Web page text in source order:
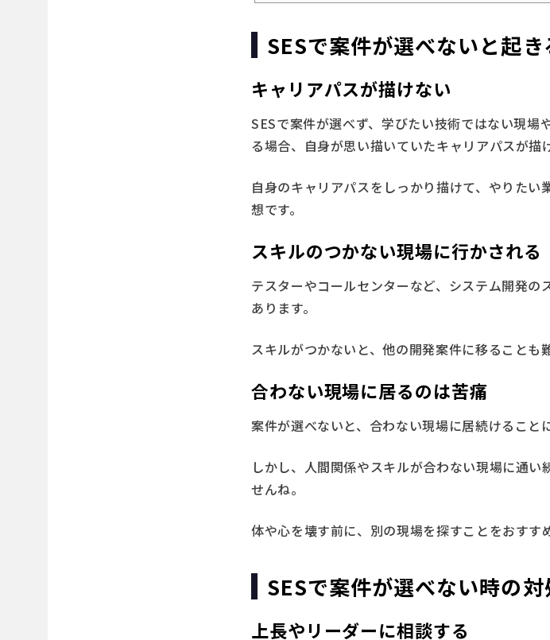
SESで案件が選べないと起
キャリアパスが描けない
SESで案件が選べず、学びたい技術ではない現
る場合、自身が思い描いていたキャリアパスが描
自身のキャリアパスをしっかり描けて、やりた
想です。
スキルのつかない現場に行かされる
テスターやコールセンターなど、システム開発
あります。
スキルがつかないと、他の開発案件に移ることも
合わない現場に居るのは苦痛
案件が選べないと、合わない現場に居続けること
しかし、人間関係やスキルが合わない現場に通
せんね。
体や心を壊す前に、別の現場を探すことをおすす
SESで案件が選べない時の対
上長やリーダーに相談する